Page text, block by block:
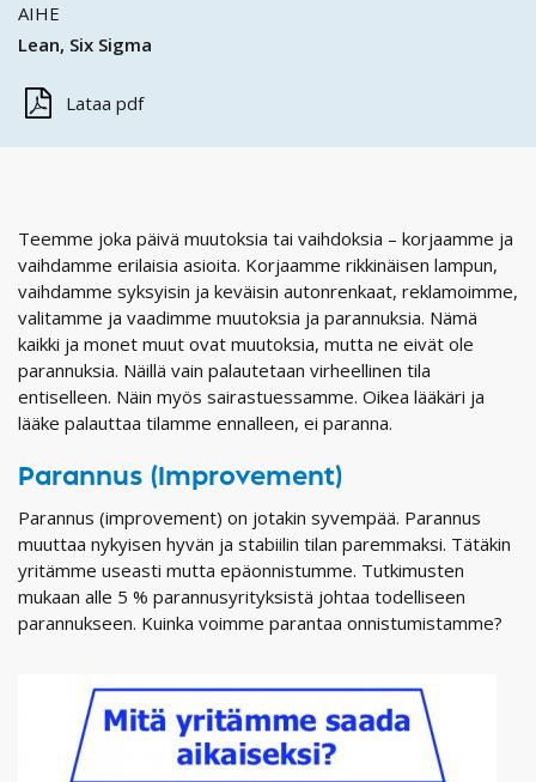
AIHE
Lean Six Sigma
Lataa pdf
Teemme joka päivä muutoksia tai vaihdoksia – korjaamme ja
vaihdamme erilaisia asioita. Korjaamme rikkinäisen lampun,
vaihdamme syksyisin ja keväisin autonrenkaat, reklamoimme,
valitamme ja vaadimme muutoksia ja parannuksia. Nämä
kaikki ja monet muut ovat muutoksia, mutta ne eivät ole
parannuksia. Näillä vain palautetaan virheellinen tila
entiselleen. Näin myös sairastuessamme. Oikea lääkäri ja
lääke palauttaa tilamme ennalleen, ei paranna.
Parannus (Improvement)
Parannus (improvement) on jotakin syvempää. Parannus
muuttaa nykyisen hyvän ja stabiilin tilan paremmaksi. Tätäkin
yritämme useasti mutta epäonnistumme. Tutkimusten
mukaan alle 5 % parannusyrityksistä johtaa todelliseen
parannukseen. Kuinka voimme parantaa onnistumistamme?